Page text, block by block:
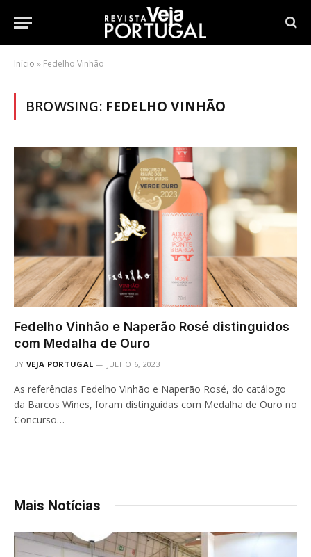
Início » Fedelho Vinhão
BROWSING: FEDELHO VINHÃO
Fedelho Vinhão e Naperão Rosé distinguidos
com Medalha de Ouro
BY VEJA PORTUGAL JULHO 6, 2023
As referências Fedelho Vinhão e Naperão Rosé, do catálogo
da Barcos Wines, foram distinguidas com Medalha de Ouro no
Concurso…
Mais Notícias